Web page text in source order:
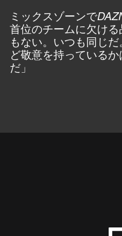
ミックスゾーンで
首位のチームに欠け
もない。いつも同じ
ど敬意を持っている
だ」